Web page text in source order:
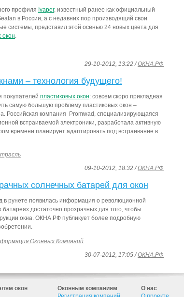
профиля Ivaper, известный ранее как официальный
в России, а с недавних пор производящий свои
системы, представил этой осенью 24 новых цвета для
окон.
29-10-2012, 13:22 /ОКНА.РФ
– технология будущего!
покупателей пластиковых окон: совсем скоро прикладная
самую большую проблему пластиковых окон –
Российская компания Promwad, специализирующаяся
встраиваемой электроники, разработала активную
времени планирует адаптировать под встраивание в
09-10-2012, 18:32 /ОКНА.РФ
солнечных батарей для окон
в рунете появилась информация о революционной
достаточно прозрачных для того, чтобы
окна. ОКНА.РФ публикует более подробную
Оконных Компаний
30-07-2012, 17:05 /ОКНА.РФ
окон Оконным компаниям
О нас